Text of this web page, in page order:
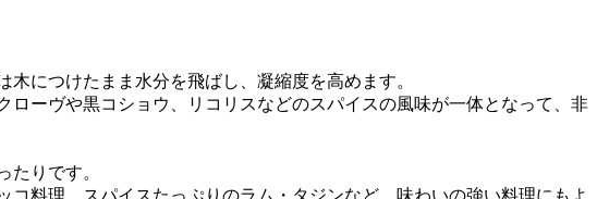
につけたまま水分を飛ばし、凝縮度を高めます。
ーヴや黒コショウ、リコリスなどのスパイスの風味が一体となって、非
たりです。
料理、スパイスたっぷりのラム・タジンなど、味わいの強い料理にもよ